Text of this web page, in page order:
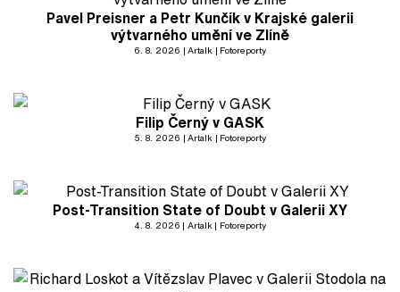
Pavel Preisner a Petr Kunčík v Krajské galerii
výtvarného umění ve Zlíně
6. 8. 2026 Artalk Fotoreporty
Filip Černý v GASK
5. 8. 2026 Artalk Fotoreporty
Post-Transition State of Doubt v Galerii XY
4. 8. 2026 Artalk Fotoreporty